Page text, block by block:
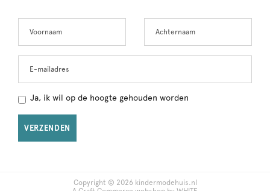
this
Ja, ik wil op de hoogte gehouden worden
VERZENDEN
Copyright © 2026 kindermodehuis.nl